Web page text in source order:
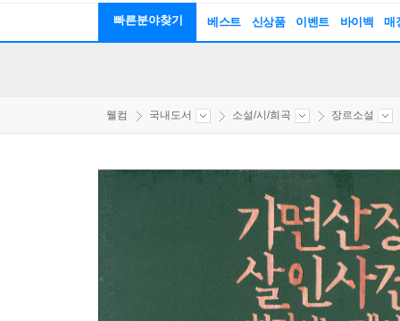
빠른분야찾기 베스트 신상품 이벤트 바이백 매
웰컴 국내도서 소설/시/희곡 장르소설